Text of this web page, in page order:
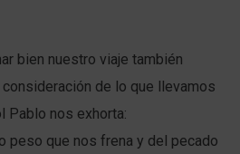
bien nuestro viaje también
de lo que llevamos
Pablo nos exhorta:
peso que nos frena y del pecado